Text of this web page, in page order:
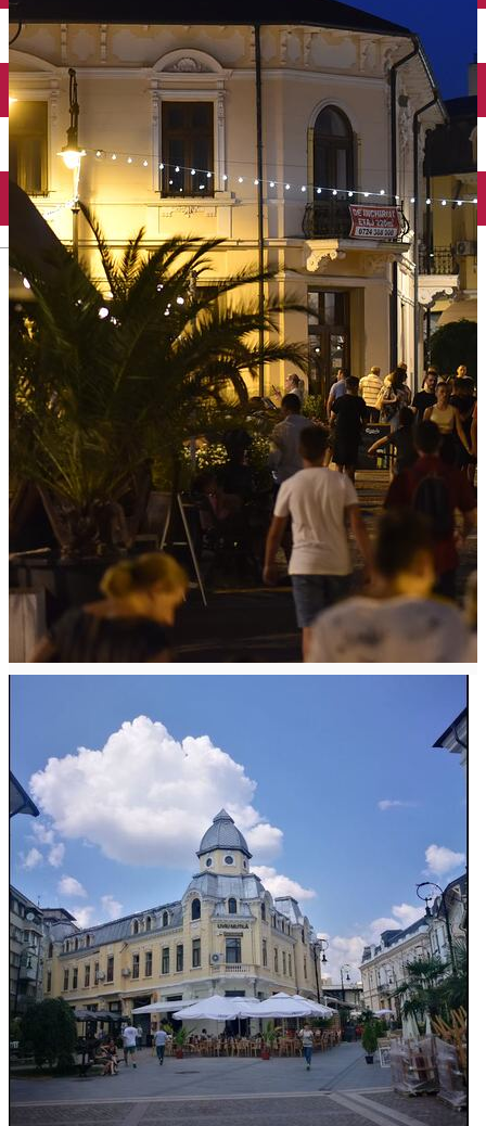
English
Închirieri biciclete
Taxi
Încărcare vehicule electrice